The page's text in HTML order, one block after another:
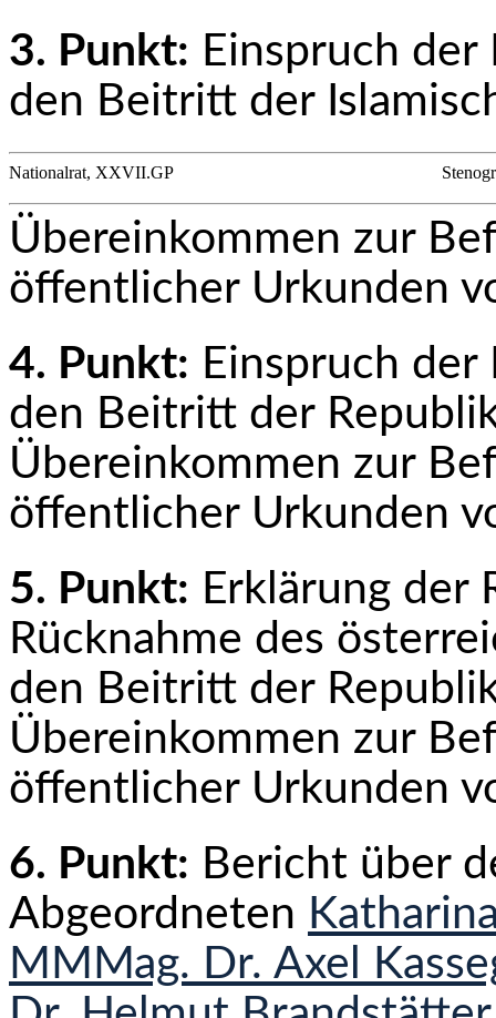
3. Punkt: Einspruch
den Beitritt der
Nationalrat, XXVII.GP
Übereinkommen zur
öffentlicher Urkunden
4. Punkt: Einspruch
den Beitritt der
Übereinkommen zur
öffentlicher Urkunden
5. Punkt: Erklärung der
Rücknahme des
den Beitritt der
Übereinkommen zur
öffentlicher Urkunden
6. Punkt: Bericht über
Abgeordneten
MMMag. Dr. Axel